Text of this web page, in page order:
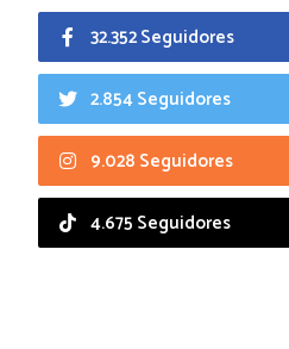
32.352 Seguidores
2.854 Seguidores
9.028 Seguidores
4.675 Seguidores